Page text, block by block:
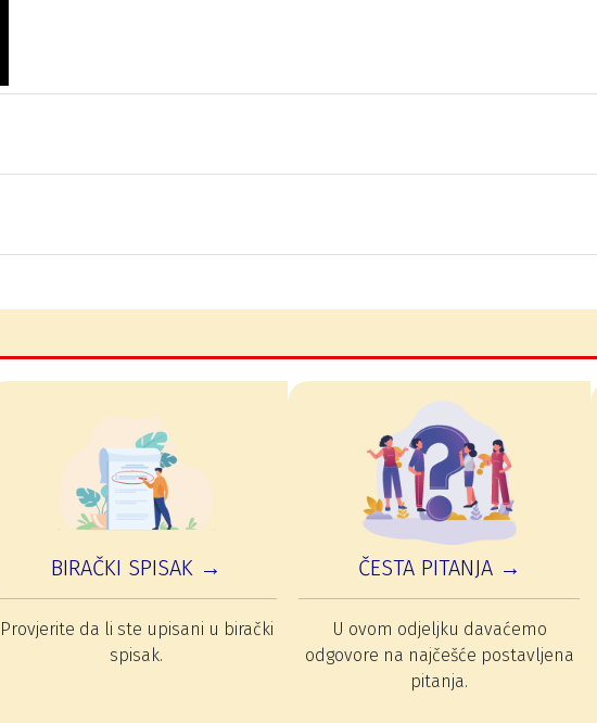
BIRAČKI SPISAK →
Provjerite da li ste upisani u birački
spisak.
ČESTA PITANJA →
U ovom odjeljku davaćemo
odgovore na najčešće postavljena
pitanja.